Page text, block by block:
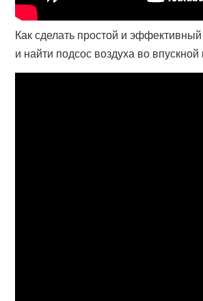
Как сделать простой и
и найти подсос воздуха во впускной